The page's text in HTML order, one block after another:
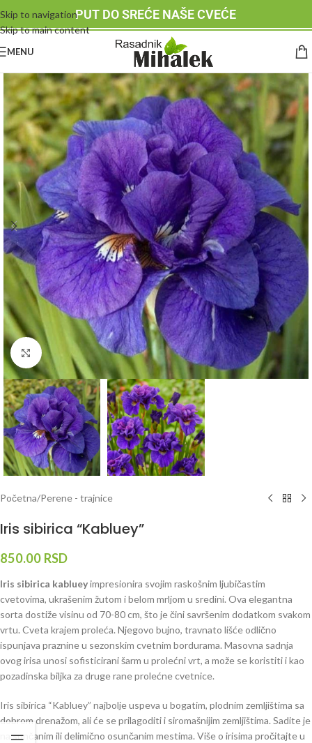
Skip to navigation
Skip to main content
PUT DO SREĆE NAŠE CVEĆE
MENU
Klknite da uvećate
Početna/Perene - trajnice
Iris sibirica “Kabluey”
850.00 RSD
Iris sibirica kablueyimpresionira svojim raskošnim ljubičastim
cvetovima, ukrašenim žutom i belom mrljom u sredini. Ova elegantna
sorta dostiže visinu od 70-80 cm, što je čini savršenim dodatkom svakom
vrtu. Cveta krajem proleća. Njegovo bujno, travnato lišće odlično
ispunjava praznine u sezonskim cvetnim bordurama. Masovna sadnja
ovog irisa unosi sofisticirani šarm u prolećni vrt, a može se koristiti i kao
pozadinska biljka za druge rane prolećne cvetnice.
Iris sibirica “Kabluey” najbolje uspeva u bogatim, plodnim zemljištima sa
dobrom drenažom, ali će se prilagoditi i siromašnijim zemljištima. Sadite je
na sunčanim ili delimično osunčanim mestima. Više o irisima pročitajte u